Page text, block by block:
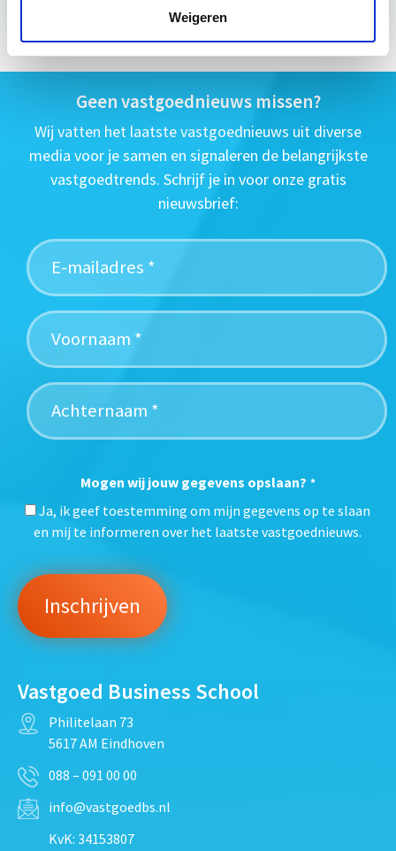
Weigeren
Geen vastgoednieuws missen?
Wij vatten het laatste vastgoednieuws uit diverse
media voor je samen en signaleren de belangrijkste
vastgoedtrends. Schrijf je in voor onze gratis
nieuwsbrief:
Mogen wij jouw gegevens opslaan? *
Ja, ik geef toestemming om mijn gegevens op te slaan
en mij te informeren over het laatste vastgoednieuws.
Vastgoed Business School
Philitelaan 73
5617 AM Eindhoven
088 – 091 00 00
info@vastgoedbs.nl
KvK: 34153807